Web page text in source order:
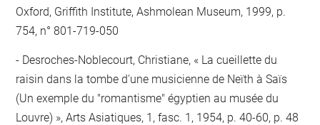
Oxford, Griffith Institute, Ashmolean Museum, 1999, p.
754, n° 801-719-050
Desroches-Noblecourt, Christiane, « La cueillette du
raisin dans la tombe d'une musicienne de Neïth à Saïs
(Un exemple du "romantisme" égyptien au musée du
Louvre) », Arts Asiatiques, 1, fasc. 1, 1954, p. 40-60, p. 48